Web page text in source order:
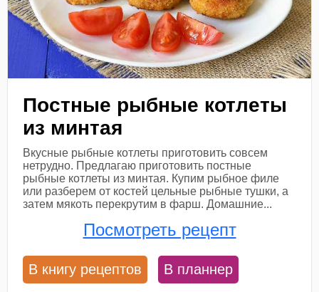
Постные рыбные котлеты
из минтая
Вкусные рыбные котлеты приготовить совсем
нетрудно. Предлагаю приготовить постные
рыбные котлеты из минтая. Купим рыбное филе
или разберем от костей цельные рыбные тушки, а
затем мякоть перекрутим в фарш. Домашние...
Посмотреть рецепт
В книгу рецептов В планнер